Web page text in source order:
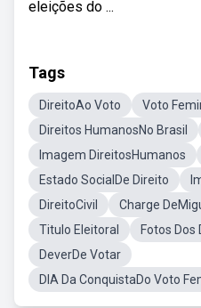
eleições do ...
Tags
DireitoAo Voto
Voto
Direitos HumanosNo Brasil
Imagem DireitosHumanos
Estado SocialDe Direito
DireitoCivil
Charge
Titulo Eleitoral
Fotos
DeverDe Votar
DIA Da ConquistaDo Voto